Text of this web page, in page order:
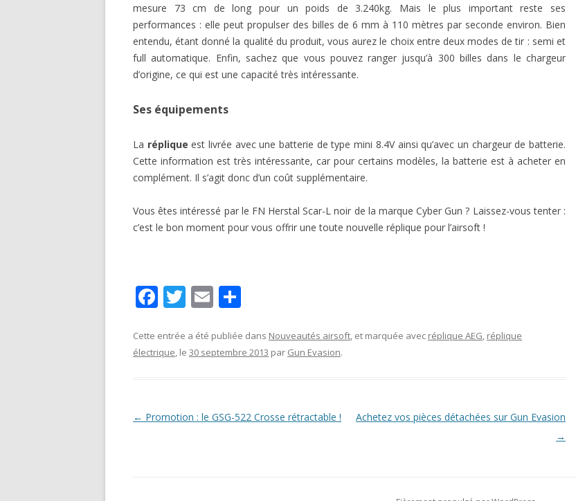
mesure 73 cm de long pour un poids de 3.240kg. Mais le plus important reste ses
performances : elle peut propulser des billes de 6 mm à 110 mètres par seconde environ. Bien
entendu, étant donné la qualité du produit, vous aurez le choix entre deux modes de tir : semi et
full automatique. Enfin, sachez que vous pouvez ranger jusqu’à 300 billes dans le chargeur
d’origine, ce qui est une capacité très intéressante.
Ses équipements
La réplique est livrée avec une batterie de type mini 8.4V ainsi qu’avec un chargeur de batterie.
Cette information est très intéressante, car pour certains modèles, la batterie est à acheter en
complément. Il s’agit donc d’un coût supplémentaire.
Vous êtes intéressé par le FN Herstal Scar-L noir de la marque Cyber Gun ? Laissez-vous tenter :
c’est le bon moment pour vous offrir une toute nouvelle réplique pour l’airsoft !
F
e
b
o
k
T
itt
er
E
ai
l
ta
g
Cette entrée a été publiée dans Nouveautés airsoft, et marquée avec réplique AEG, réplique
électrique, le 30 septembre 2013 par Gun Evasion.
Navigation
← Promotion : le GSG-522 Crosse rétractable !
Achetez vos pièces détachées sur Gun Evasion
→